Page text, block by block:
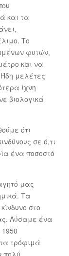
και τα
Το
φυτών,
και να
μελέτες
ίχνη
βιολογικά
ότι
σε ό,τι
ένα ποσοστό
μας
Τα
στο
Λύσαμε ένα
τρόφιμά